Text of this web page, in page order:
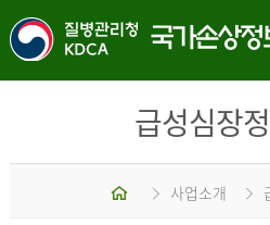
급성심장
홈 사업소개